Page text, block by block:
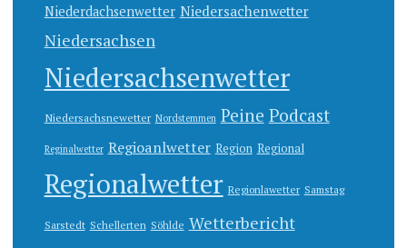
Niederdachsenwetter Niedersachenwetter
Niedersachsen
Niedersachsenwetter
Niedersachsnewetter Nordstemmen Peine Podcast
Reginalwetter Regioanlwetter Region Regional
Regionalwetter Regionlawetter Samstag
Sarstedt Schellerten Söhlde Wetterbericht